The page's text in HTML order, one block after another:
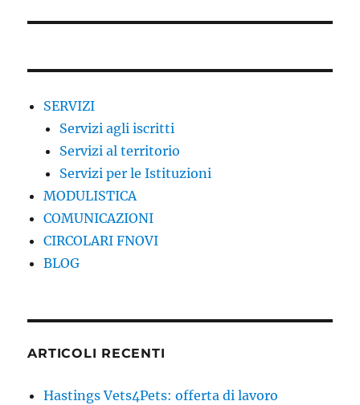
SERVIZI
Servizi agli iscritti
Servizi al territorio
Servizi per le Istituzioni
MODULISTICA
COMUNICAZIONI
CIRCOLARI FNOVI
BLOG
ARTICOLI RECENTI
Hastings Vets4Pets: offerta di lavoro